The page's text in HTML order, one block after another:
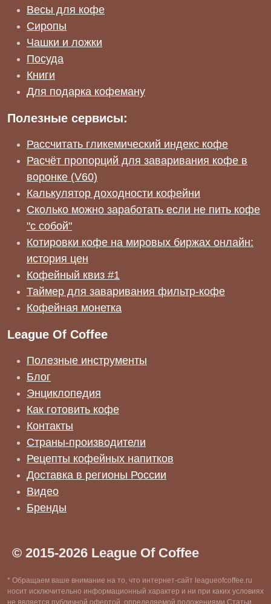
Весы для кофе
Сиропы
Чашки и ложки
Посуда
Книги
Для подарка кофеману
Полезные сервисы:
Рассчитать гликемический индекс кофе
Расчёт пропорций для заваривания кофе в
воронке (V60)
Калькулятор доходности кофейни
Сколько можно заработать если не пить кофе
"с собой"
Котировки кофе на мировых биржах онлайн:
история цен
Кофейный квиз #1
Таймер для заваривания фильтр-кофе
Кофейная монетка
League Of Coffee
Полезные инструменты
Блог
Энциклопедия
Как готовить кофе
Контакты
Страны-производители
Рецепты кофейных напитков
Доставка в регионы России
Видео
Бренды
© 2015-2026 League Of Coffee
* Обращаем ваше внимание на то, что интернет-сайт leagueofcoffee.ru
носит исключительно информационный характер и ни при каких условиях
не является публичной офертой, определяемой положениями Статьи